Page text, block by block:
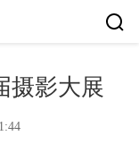
摄影大展